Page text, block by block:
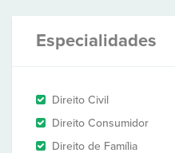
Especialidades
Direito Civil
Direito Consumidor
Direito de Família